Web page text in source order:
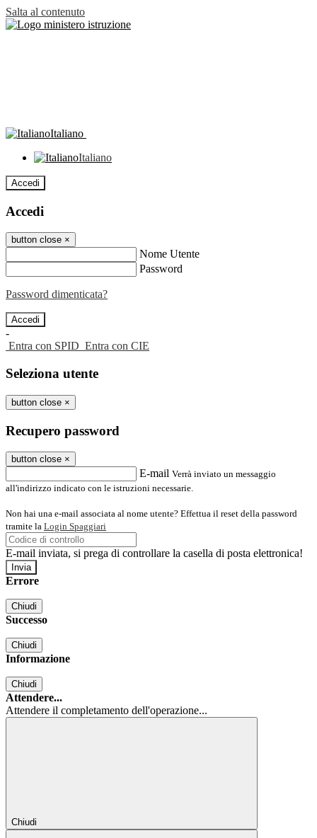
Salta al contenuto
Italiano
Italiano
Accedi
Accedi
button close ×
Nome Utente
Password
Password dimenticata?
-
Entra con SPID Entra con CIE
Seleziona utente
button close ×
Recupero password
button close ×
E-mail Verrà inviato un messaggio
all'indirizzo indicato con le istruzioni necessarie.
Non hai una e-mail associata al nome utente? Effettua il reset della password
tramite la Login Spaggiari
E-mail inviata, si prega di controllare la casella di posta elettronica!
Errore
Chiudi
Successo
Chiudi
Informazione
Chiudi
Attendere...
Attendere il completamento dell'operazione...
Chiudi